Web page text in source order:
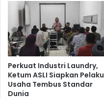
m
U
n
t
u
k
A
a
s
e
l
P
i
n
d
Perkuat Industri Laundry,
Ketum ASLI Siapkan Pelaku
Usaha Tembus Standar
Dunia